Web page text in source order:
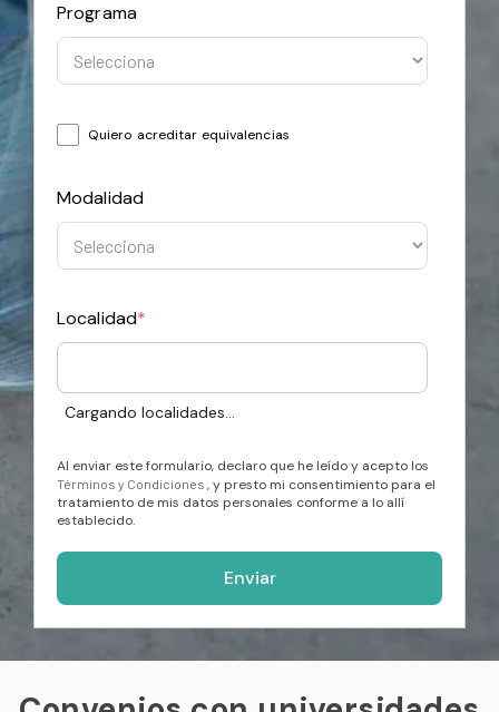
Programa
Quiero acreditar equivalencias
Modalidad
Localidad*
Cargando localidades...
Al enviar este formulario, declaro que he leído y acepto los
Términos y Condiciones , y presto mi consentimiento para el
tratamiento de mis datos personales conforme a lo allí
establecido.